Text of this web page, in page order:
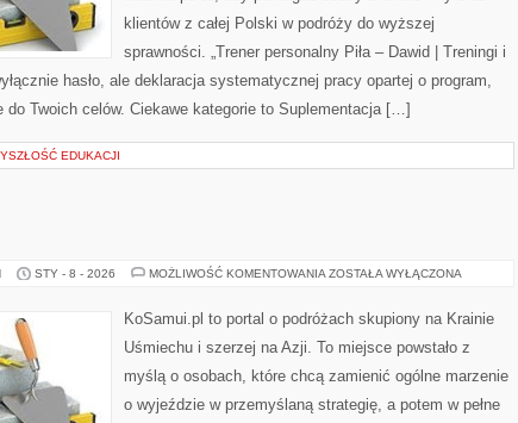
klientów z całej Polski w podróży do wyższej
sprawności. „Trener personalny Piła – Dawid | Treningi i
hasło, ale deklaracja systematycznej pracy opartej o program,
do Twoich celów. Ciekawe kategorie to Suplementacja […]
EDUKACJI
STY - 8 - 2026 MOŻLIWOŚĆ KOMENTOWANIA LAOS
ZOSTAŁA WYŁĄCZONA
KoSamui.pl to portal o podróżach skupiony na Krainie
Uśmiechu i szerzej na Azji. To miejsce powstało z
myślą o osobach, które chcą zamienić ogólne marzenie
o wyjeździe w przemyślaną strategię, a potem w pełne